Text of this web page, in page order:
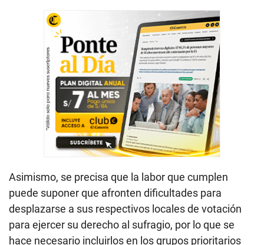
Asimismo, se precisa que la labor que cumplen
puede suponer que afronten dificultades para
desplazarse a sus respectivos locales de votación
para ejercer su derecho al sufragio, por lo que se
hace necesario incluirlos en los grupos prioritarios